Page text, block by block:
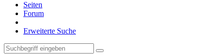
Seiten
Forum
Erweiterte Suche